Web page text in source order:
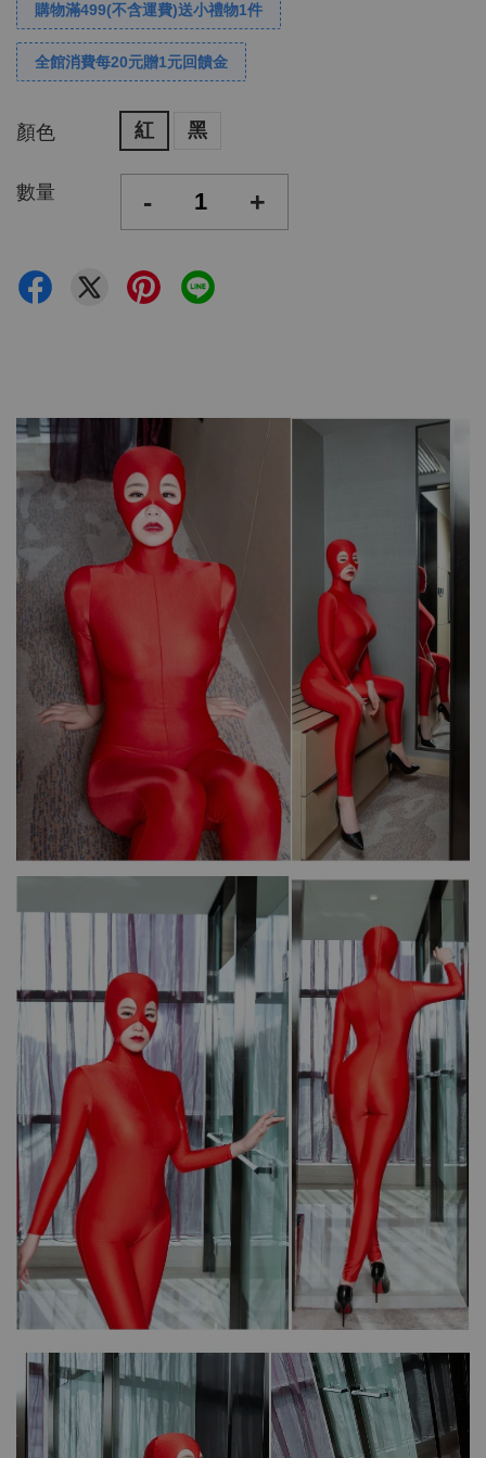
購物滿499(不含運費)送小禮物1件
全館消費每20元贈1元回饋金
顏色 紅 黑
數量 - +